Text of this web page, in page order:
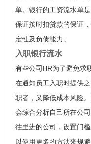
单。银行的工资流水单
保证按时扣贷款的保证
定性及负债能力。
入职银行流水
有些公司HR为了避免求
在通知员工入职时提供
职者，又降低成本风险
会综合分析自己所在公
往里进的公司，设置门
以使用更多的方法来规